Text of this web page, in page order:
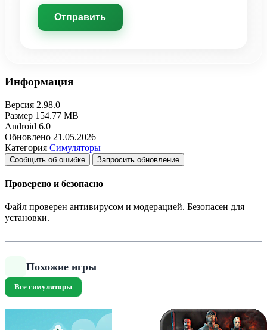
Отправить
Информация
Версия 2.98.0
Размер 154.77 MB
Android 6.0
Обновлено 21.05.2026
Категория Симуляторы
Сообщить об ошибке Запросить обновление
Проверено и безопасно
Файл проверен антивирусом и модерацией. Безопасен для
установки.
Похожие игры
Все симуляторы